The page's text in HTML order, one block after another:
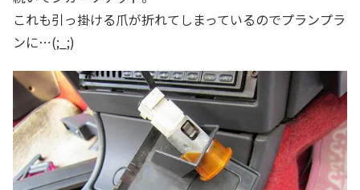
これも引っ掛ける爪が折れてしまっているのでプランプラ
ンに…(;_;)